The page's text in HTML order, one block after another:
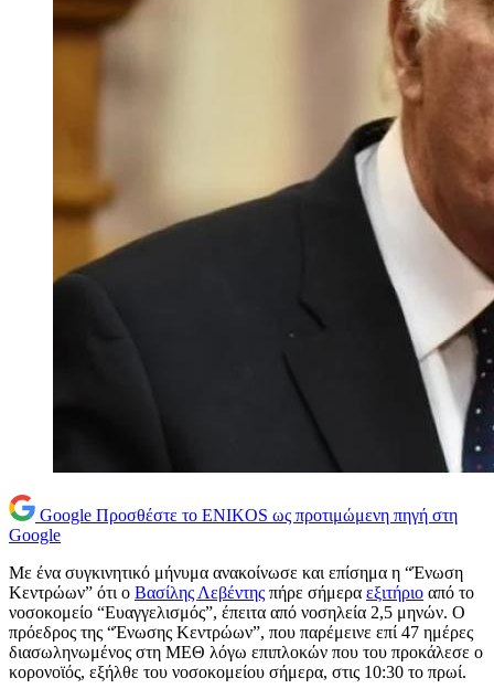
Google Προσθέστε το ENIKOS ως προτιμώμενη πηγή στη
Google
Με ένα συγκινητικό μήνυμα ανακοίνωσε και επίσημα η “Ένωση
Κεντρώων” ότι ο Βασίλης Λεβέντης πήρε σήμερα εξιτήριο από το
νοσοκομείο “Ευαγγελισμός”, έπειτα από νοσηλεία 2,5 μηνών. Ο
πρόεδρος της “Ένωσης Κεντρώων”, που παρέμεινε επί 47 ημέρες
διασωληνωμένος στη ΜΕΘ λόγω επιπλοκών που του προκάλεσε ο
κορονοϊός, εξήλθε του νοσοκομείου σήμερα, στις 10:30 το πρωί.